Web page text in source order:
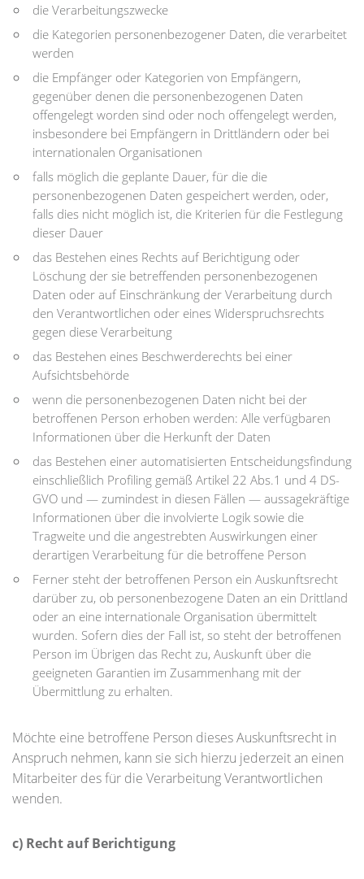
die Verarbeitungszwecke
die Kategorien personenbezogener Daten, die verarbeitet
werden
die Empfänger oder Kategorien von Empfängern,
gegenüber denen die personenbezogenen Daten
offengelegt worden sind oder noch offengelegt werden,
insbesondere bei Empfängern in Drittländern oder bei
internationalen Organisationen
falls möglich die geplante Dauer, für die die
personenbezogenen Daten gespeichert werden, oder,
falls dies nicht möglich ist, die Kriterien für die Festlegung
dieser Dauer
das Bestehen eines Rechts auf Berichtigung oder
Löschung der sie betreffenden personenbezogenen
Daten oder auf Einschränkung der Verarbeitung durch
den Verantwortlichen oder eines Widerspruchsrechts
gegen diese Verarbeitung
das Bestehen eines Beschwerderechts bei einer
Aufsichtsbehörde
wenn die personenbezogenen Daten nicht bei der
betroffenen Person erhoben werden: Alle verfügbaren
Informationen über die Herkunft der Daten
das Bestehen einer automatisierten Entscheidungsfindung
einschließlich Profiling gemäß Artikel 22 Abs.1 und 4 DS-
GVO und — zumindest in diesen Fällen — aussagekräftige
Informationen über die involvierte Logik sowie die
Tragweite und die angestrebten Auswirkungen einer
derartigen Verarbeitung für die betroffene Person
Ferner steht der betroffenen Person ein Auskunftsrecht
darüber zu, ob personenbezogene Daten an ein Drittland
oder an eine internationale Organisation übermittelt
wurden. Sofern dies der Fall ist, so steht der betroffenen
Person im Übrigen das Recht zu, Auskunft über die
geeigneten Garantien im Zusammenhang mit der
Übermittlung zu erhalten.
Möchte eine betroffene Person dieses Auskunftsrecht in
Anspruch nehmen, kann sie sich hierzu jederzeit an einen
Mitarbeiter des für die Verarbeitung Verantwortlichen
wenden.
c) Recht auf Berichtigung